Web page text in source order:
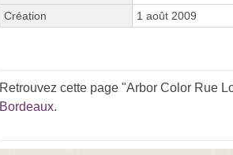
Création
1 août 2009
Retrouvez cette page "Arbor Color Rue
Bordeaux.